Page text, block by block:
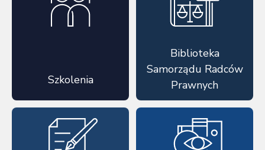
Szkolenia
Biblioteka
Samorządu Radców
Prawnych